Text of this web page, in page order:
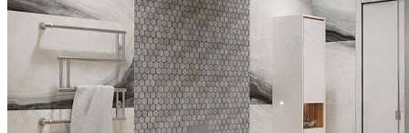
В зависимости от времени схватывания клея за один
заход укладывается 1 – 1,5 кв.м
АЛГОРИТМ УКЛАДКИ